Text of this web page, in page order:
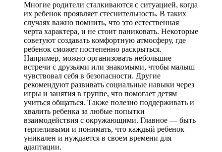
Многие родители сталкиваются с ситуацией, когда
их ребенок проявляет стеснительность. В таких
случаях важно помнить, что это естественная
черта характера, и не стоит паниковать. Некоторые
советуют создавать комфортную атмосферу, где
ребенок сможет постепенно раскрыться.
Например, можно организовать небольшие
встречи с друзьями или знакомыми, чтобы малыш
чувствовал себя в безопасности. Другие
рекомендуют развивать социальные навыки через
игры и занятия в группе, что помогает детям
учиться общаться. Также полезно поддерживать и
хвалить ребенка за любые попытки
взаимодействия с окружающими. Главное — быть
терпеливыми и понимать, что каждый ребенок
уникален и нуждается в своем времени для
адаптации.